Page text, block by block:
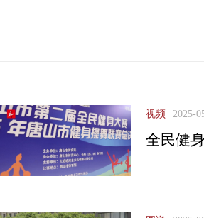
视频 2025-
全民健